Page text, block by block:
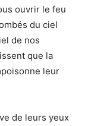
ouvrir le feu
du ciel
de nos
que la
leur
de leurs yeux